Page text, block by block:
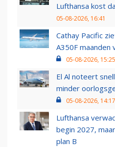
Lufthansa kost
05-08-2026, 16:41
Cathay Pacific
A350F maanden
05-08-2026, 15:25
El Al noteert
minder
05-08-2026, 14:17
Lufthansa
begin 2027,
plan B